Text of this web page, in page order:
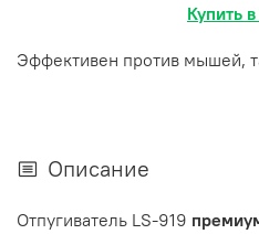
Купить
Эффективен против мышей,
Описание
Отпугиватель LS-919